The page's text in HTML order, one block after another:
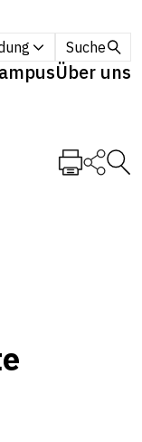
Suche
Über uns